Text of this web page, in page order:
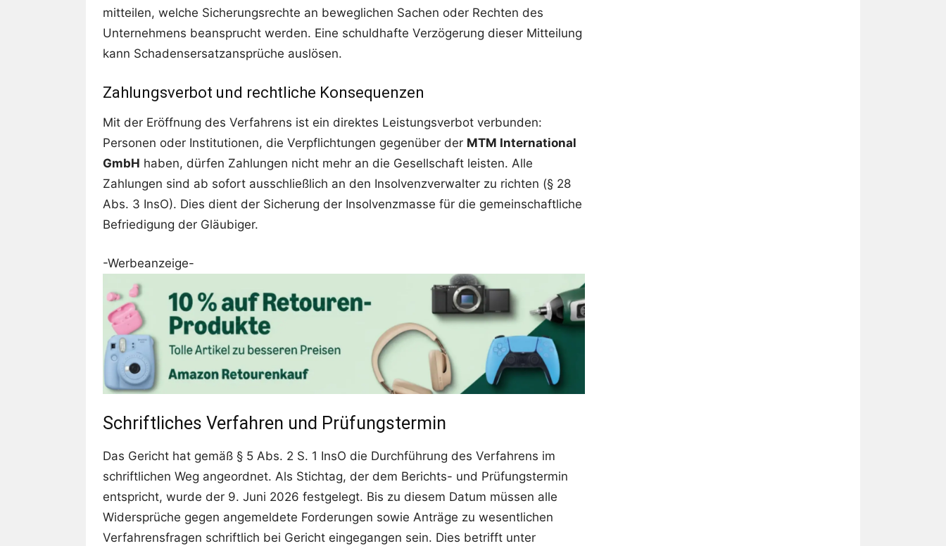
mitteilen, welche Sicherungsrechte an beweglichen Sachen oder Rechten des
Unternehmens beansprucht werden. Eine schuldhafte Verzögerung dieser Mitteilung
kann Schadensersatzansprüche auslösen.
Zahlungsverbot und rechtliche Konsequenzen
Mit der Eröffnung des Verfahrens ist ein direktes Leistungsverbot verbunden:
Personen oder Institutionen, die Verpflichtungen gegenüber der MTM International
GmbH haben, dürfen Zahlungen nicht mehr an die Gesellschaft leisten. Alle
Zahlungen sind ab sofort ausschließlich an den Insolvenzverwalter zu richten (§ 28
Abs. 3 InsO). Dies dient der Sicherung der Insolvenzmasse für die gemeinschaftliche
Befriedigung der Gläubiger.
-Werbeanzeige-
Schriftliches Verfahren und Prüfungstermin
Das Gericht hat gemäß § 5 Abs. 2 S. 1 InsO die Durchführung des Verfahrens im
schriftlichen Weg angeordnet. Als Stichtag, der dem Berichts- und Prüfungstermin
entspricht, wurde der 9. Juni 2026 festgelegt. Bis zu diesem Datum müssen alle
Widersprüche gegen angemeldete Forderungen sowie Anträge zu wesentlichen
Verfahrensfragen schriftlich bei Gericht eingegangen sein. Dies betrifft unter